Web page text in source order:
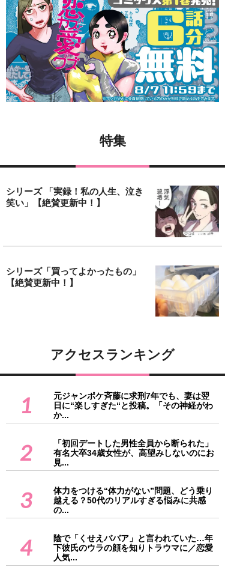
特集
シリーズ 「実録！私の人生、泣き
笑い」【絶賛更新中！】
シリーズ「買ってよかったもの」
【絶賛更新中！】
アクセスランキング
1
元ジャンポケ斉藤に求刑7年でも、妻は翌
日に“楽しすぎた“と投稿。「その神経がわ
か...
2
「初回デートした男性全員から断られた」
有名大卒34歳女性が、高望みしないのにお
見...
3
体力をつける“体力がない”問題、どう乗り
越える？50代のリアルすぎる悩みに共感
の...
4
陰で「くせえババア」と言われていた…年
下彼氏のウラの顔を知りトラウマに／恋愛
人気...